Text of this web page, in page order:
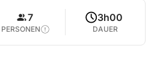
7
PERSONEN
3h00
DAUER